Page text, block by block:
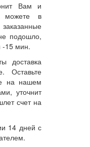
Вам и
можете в
подошло,
-15 мин.
доставка
Оставьте
на нашем
уточнит
счет на
14 дней с